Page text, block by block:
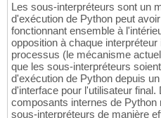
Les sous-interpréteurs sont un
d'exécution de Python peut
fonctionnant ensemble à
opposition à chaque
processus (le mécanisme
que les sous-interpréteurs
d'exécution de Python depuis
d'interface pour l'utilisateur
composants internes de
sous-interpréteurs de manière